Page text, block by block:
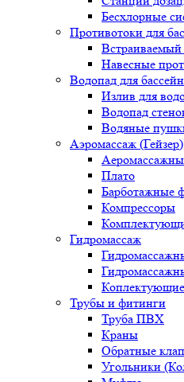
Бесхлорные
Противотоки для
Встраиваемый
Навесные
Водопад для
Излив для
Водопад
Водяные
Аэромассаж (Гейзер)
Плато
Барботажные
Компрессоры
Гидромассаж
Коплектующие
Трубы и фитинги
Труба ПВХ
Краны
Обратные
Угольники